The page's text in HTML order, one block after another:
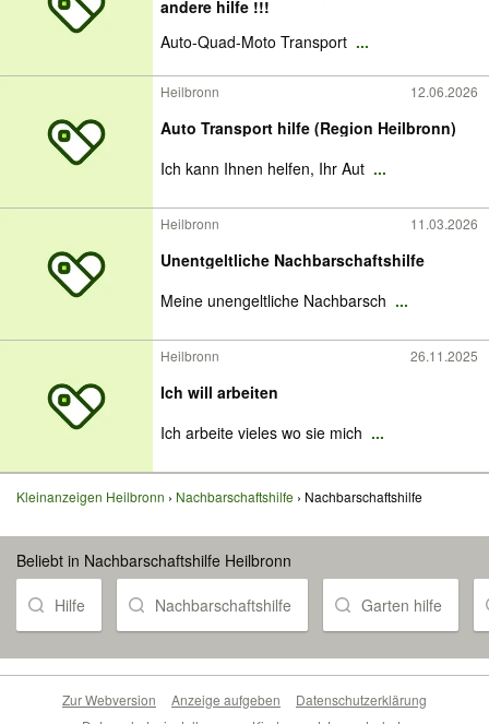
andere hilfe !!!
Auto-Quad-Moto Transport ...
Heilbronn 12.06.2026
Auto Transport hilfe (Region Heilbronn)
Ich kann Ihnen helfen, Ihr Aut ...
Heilbronn 11.03.2026
Unentgeltliche Nachbarschaftshilfe
Meine unengeltliche Nachbarsch ...
Heilbronn 26.11.2025
Ich will arbeiten
Ich arbeite vieles wo sie mich ...
Kleinanzeigen Heilbronn Nachbarschaftshilfe Nachbarschaftshilfe
Beliebt in Nachbarschaftshilfe Heilbronn
Hilfe Nachbarschaftshilfe Garten hilfe
Zur Webversion Anzeige aufgeben
Datenschutzerklärung